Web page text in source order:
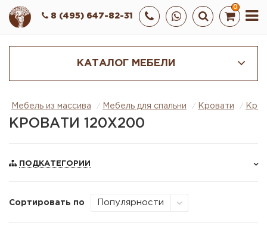
0
8 (495) 647-82-31
КАТАЛОГ МЕБЕЛИ
Мебель из массива Мебель для спальни Кровати
КРОВАТИ 120Х200
ПОДКАТЕГОРИИ
Сортировать по